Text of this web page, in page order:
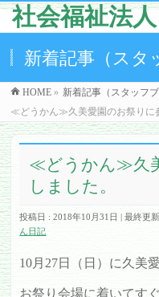
社会福祉法
新着記事（スタ
HOME » 新着記事（スタッフブ
≪どうかん≫久美愛園のお祭りに
≪どうかん≫久
しました。
投稿日 : 2018年10月31日 最終更
ん日記
10月27日（日）に久美
お祭り会場に着いてす